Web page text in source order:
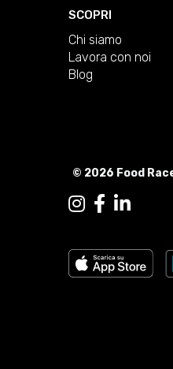
SCOPRI
Chi siamo
Lavora con noi
Blog
© 2026 Food